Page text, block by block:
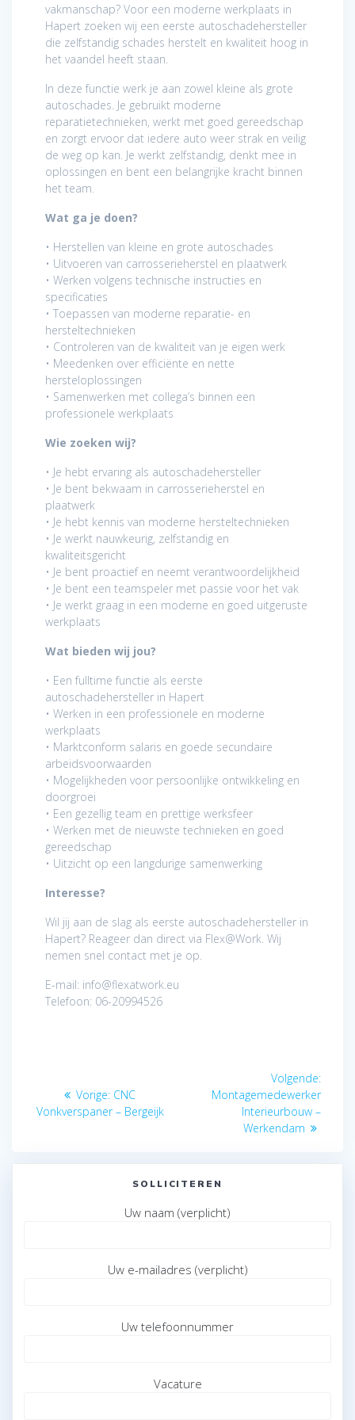
vakmanschap? Voor een moderne werkplaats in
Hapert zoeken wij een eerste autoschadehersteller
die zelfstandig schades herstelt en kwaliteit hoog in
het vaandel heeft staan.
In deze functie werk je aan zowel kleine als grote
autoschades. Je gebruikt moderne
reparatietechnieken, werkt met goed gereedschap
en zorgt ervoor dat iedere auto weer strak en veilig
de weg op kan. Je werkt zelfstandig, denkt mee in
oplossingen en bent een belangrijke kracht binnen
het team.
Wat ga je doen?
• Herstellen van kleine en grote autoschades
• Uitvoeren van carrosserieherstel en plaatwerk
• Werken volgens technische instructies en
specificaties
• Toepassen van moderne reparatie- en
hersteltechnieken
• Controleren van de kwaliteit van je eigen werk
• Meedenken over efficiënte en nette
hersteloplossingen
• Samenwerken met collega’s binnen een
professionele werkplaats
Wie zoeken wij?
• Je hebt ervaring als autoschadehersteller
• Je bent bekwaam in carrosserieherstel en
plaatwerk
• Je hebt kennis van moderne hersteltechnieken
• Je werkt nauwkeurig, zelfstandig en
kwaliteitsgericht
• Je bent proactief en neemt verantwoordelijkheid
• Je bent een teamspeler met passie voor het vak
• Je werkt graag in een moderne en goed uitgeruste
werkplaats
Wat bieden wij jou?
• Een fulltime functie als eerste
autoschadehersteller in Hapert
• Werken in een professionele en moderne
werkplaats
• Marktconform salaris en goede secundaire
arbeidsvoorwaarden
• Mogelijkheden voor persoonlijke ontwikkeling en
doorgroei
• Een gezellig team en prettige werksfeer
• Werken met de nieuwste technieken en goed
gereedschap
• Uitzicht op een langdurige samenwerking
Interesse?
Wil jij aan de slag als eerste autoschadehersteller in
Hapert? Reageer dan direct via Flex@Work. Wij
nemen snel contact met je op.
E-mail: info@flexatwork.eu
Telefoon: 06-20994526
navigatie
Vorige: Vorig
bericht:
CNC
Vonkverspaner – Bergeijk
Volgende:
Montagemedewerker
Interieurbouw –
Werkendam
SOLLICITEREN
Uw naam (verplicht)
Uw e-mailadres (verplicht)
Uw telefoonnummer
Vacature